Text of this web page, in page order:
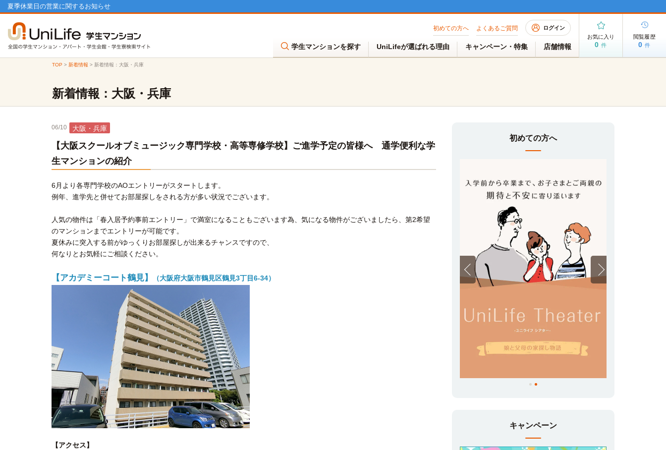
夏季休業日の営業に関するお知らせ
初めての方へ よくあるご質問 ログイン
学生マンションを探す UniLifeが選ばれる理由 キャンペーン・特集 店舗情報
お気に入り
0 件
閲覧履歴
0 件
TOP > 新着情報 > 新着情報：大阪・兵庫
新着情報：大阪・兵庫
06/10 大阪・兵庫
【大阪スクールオブミュージック専門学校・高等専修学校】ご進学予定の皆様へ 通学便利な学
生マンションの紹介
6月より各専門学校のAOエントリーがスタートします。
例年、進学先と併せてお部屋探しをされる方が多い状況でございます。
人気の物件は「春入居予約事前エントリー」で満室になることもございます為、気になる物件がございましたら、第2希望
のマンションまでエントリーが可能です。
夏休みに突入する前がゆっくりお部屋探しが出来るチャンスですので、
何なりとお気軽にご相談ください。
【アカデミーコート鶴見】 （大阪府大阪市鶴見区鶴見3丁目6-34）
【アクセス】
初めての方へ
キャンペーン